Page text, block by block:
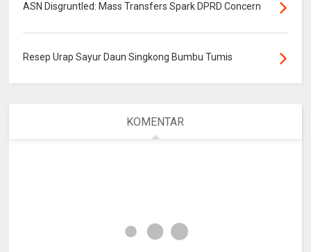
ASN Disgruntled: Mass Transfers Spark DPRD Concern
Resep Urap Sayur Daun Singkong Bumbu Tumis
KOMENTAR